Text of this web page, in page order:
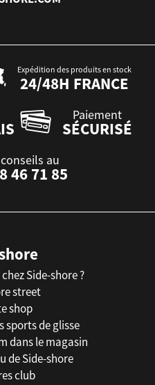
Expédition des produits en stock
24/48H FRANCE
Paiement
SÉCURISÉ
au
46 71 85
Side-shore ?
street
shop
sports de glisse
dans le magasin
de Side-shore
club